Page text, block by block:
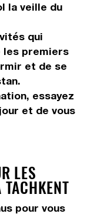
la veille du
qui
les premiers
et de se
essayez
et de vous
LES
pour vous